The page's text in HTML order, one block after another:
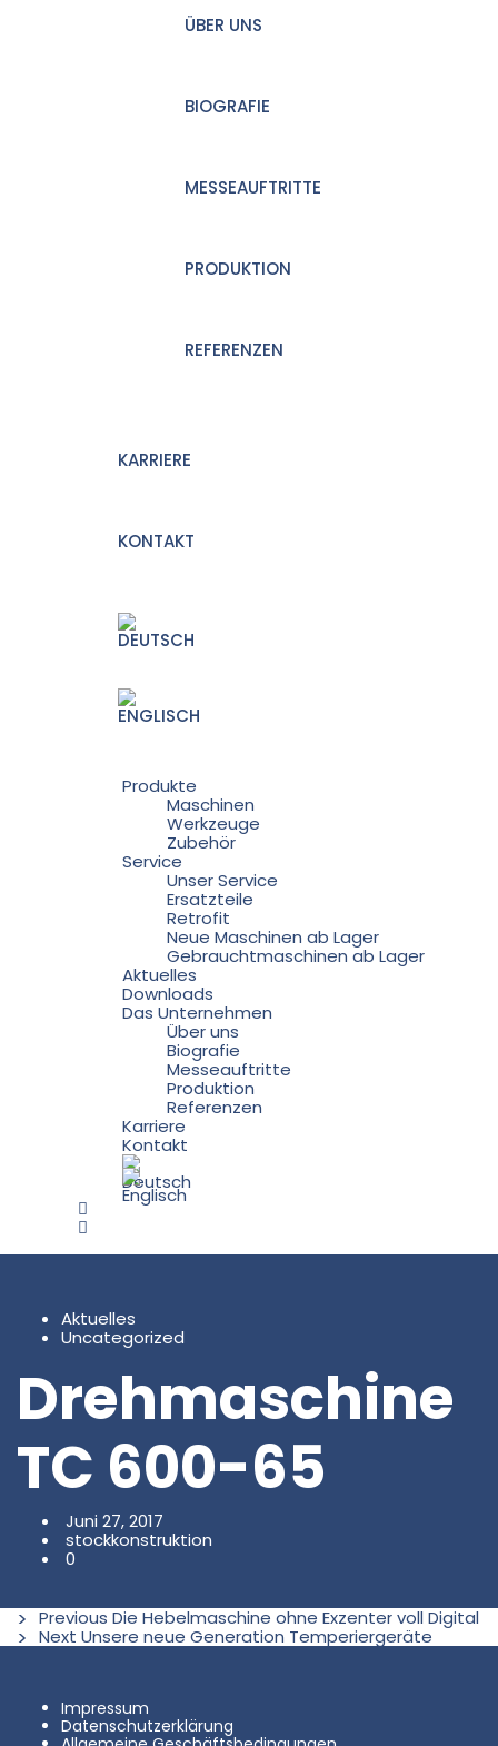
ÜBER UNS
BIOGRAFIE
MESSEAUFTRITTE
PRODUKTION
REFERENZEN
KARRIERE
KONTAKT
Produkte
Maschinen
Werkzeuge
Zubehör
Service
Unser Service
Ersatzteile
Retrofit
Neue Maschinen ab Lager
Gebrauchtmaschinen ab Lager
Aktuelles
Downloads
Das Unternehmen
Über uns
Biografie
Messeauftritte
Produktion
Referenzen
Karriere
Kontakt
Aktuelles
Uncategorized
Drehmaschine
TC 600-65
Juni 27, 2017
stockkonstruktion
0
Previous Die Hebelmaschine ohne Exzenter voll Digital
Next Unsere neue Generation Temperiergeräte
Impressum
Datenschutzerklärung